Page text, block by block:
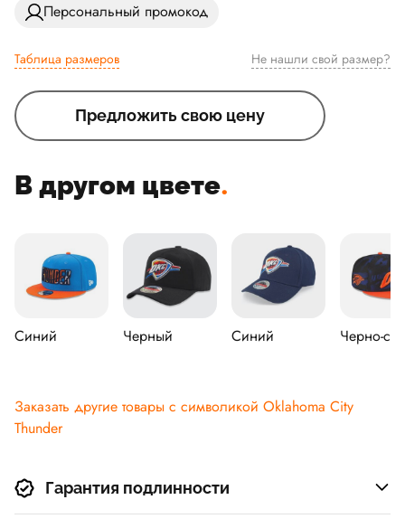
Персональный промокод
Таблица размеров Не нашли свой размер?
Предложить свою цену
В другом цвете.
Синий Черный Синий Черно-
Заказать другие товары с символикой Oklahoma City
Thunder
Гарантия подлинности